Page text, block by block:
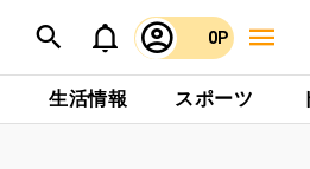
0P
生活情報 スポーツ